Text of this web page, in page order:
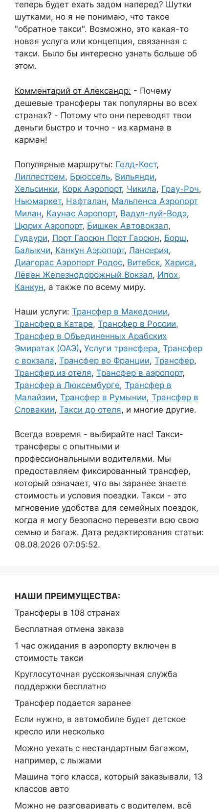
теперь будет ехать задом наперед? Шутки
шутками, но я не понимаю, что такое
"обратное такси". Возможно, это какая-то
новая услуга или концепция, связанная с
такси. Было бы интересно узнать больше об
этом.
Комментарий от Александр: - Почему
дешевые трансферы так популярны во всех
странах? - Потому что они переводят твои
деньги быстро и точно - из кармана в
карман!
Популярные маршруты: Голд-Кост,
Лиллестрем, Брюссель, Вильянди,
Хельсинки, Корк Аэропорт, Чикила, Грау-Роч,
Ньюмаркет, Нафталан, Мальпенса Аэропорт
Милан, Каунас Аэропорт, Вадул-луй-Водэ,
Цюрих Аэропорт, Бишкек Автовокзал,
Гудаури, Порт Гаосюн Порт Гаосюн, Борш,
Балыкчи, Канкун Аэропорт, Лансерия,
Диагорас Аэропорт Родос, Витебск, Хариса,
Лёвен Железнодорожный Вокзал, Ипох,
Канкун, а также по всему миру.
Наши услуги: Трансфер в Македонии,
Трансфер в Катаре, Трансфер в России,
Трансфер в Объединенных Арабских
Эмиратах (ОАЭ), Услуги трансфера, Трансфер
с вокзала, Трансфер во Франции, Трансфер,
Трансфер из отеля, Трансфер в аэропорт,
Трансфер в Люксембурге, Трансфер в
Малайзии, Трансфер в Румынии, Трансфер в
Словакии, Такси до отеля, и многие другие.
Всегда вовремя - выбирайте нас! Такси-
трансферы с опытными и
профессиональными водителями. Мы
предоставляем фиксированный трансфер,
который означает, что вы заранее знаете
стоимость и условия поездки. Такси - это
мгновение удобства для семейных поездок,
когда я могу безопасно перевезти всю свою
семью и багаж. Дата редактирования статьи:
08.08.2026 07:05:52.
НАШИ ПРЕИМУЩЕСТВА:
Трансферы в 108 странах
Бесплатная отмена заказа
1 час ожидания в аэропорту включен в
стоимость такси
Круглосуточная русскоязычная служба
поддержки бесплатно
Трансфер подается заранее
Если нужно, в автомобиле будет детское
кресло или несколько
Можно уехать с нестандартным багажом,
например, с лыжами
Машина того класса, который заказывали, 13
классов авто
Можно не разговаривать с водителем, всё